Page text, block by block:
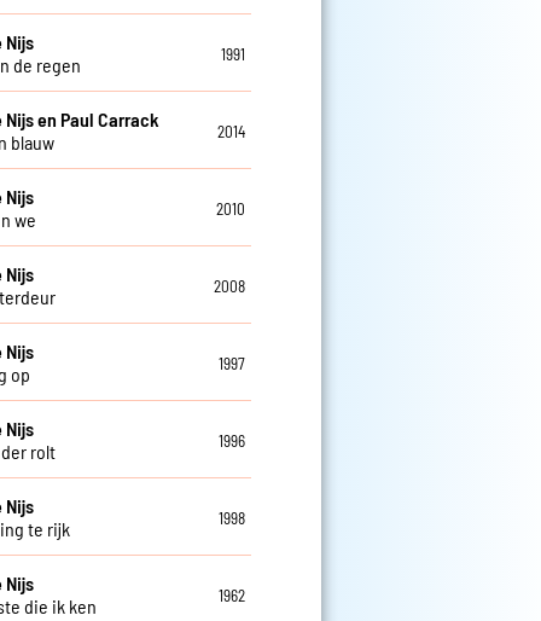
Nijs
de regen
1991
Nijs en Paul Carrack
blauw
2014
Nijs
we
2010
Nijs
2008
Nijs
op
1997
Nijs
rolt
1996
Nijs
te rijk
1998
Nijs
die ik ken
1962